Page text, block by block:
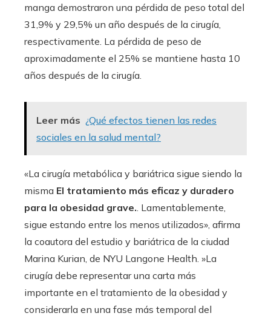
manga demostraron una pérdida de peso total del
31,9% y 29,5% un año después de la cirugía,
respectivamente. La pérdida de peso de
aproximadamente el 25% se mantiene hasta 10
años después de la cirugía.
Leer más ¿Qué efectos tienen las redes
sociales en la salud mental?
«La cirugía metabólica y bariátrica sigue siendo la
misma El tratamiento más eficaz y duradero
para la obesidad grave. . Lamentablemente,
sigue estando entre los menos utilizados», afirma
la coautora del estudio y bariátrica de la ciudad
Marina Kurian, de NYU Langone Health. »La
cirugía debe representar una carta más
importante en el tratamiento de la obesidad y
considerarla en una fase más temporal del